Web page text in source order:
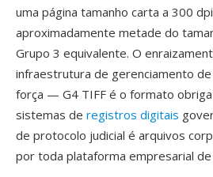
uma página tamanho carta a 300
aproximadamente metade do
Grupo 3 equivalente. O
infraestrutura de gerenciamento
força — G4 TIFF é o formato
sistemas de registros digitais
de protocolo judicial é arquivos
por toda plataforma empresarial de